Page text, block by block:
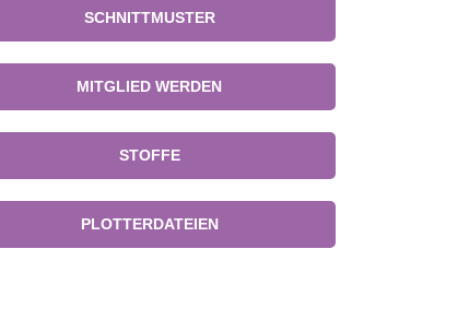
SCHNITTMUSTER
MITGLIED WERDEN
STOFFE
PLOTTERDATEIEN